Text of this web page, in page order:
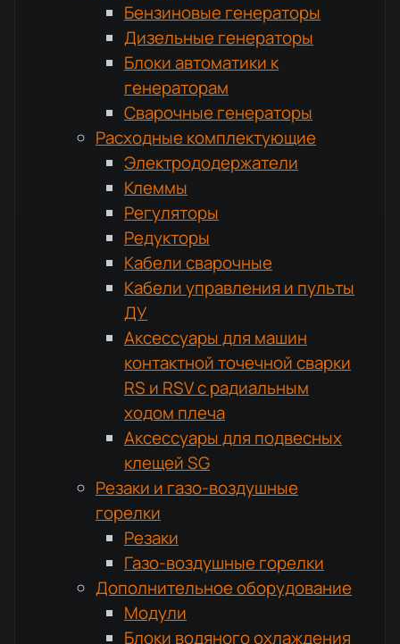
Бензиновые генераторы
Дизельные генераторы
Блоки автоматики к
генераторам
Сварочные генераторы
Расходные комплектующие
Электрододержатели
Клеммы
Регуляторы
Редукторы
Кабели сварочные
Кабели управления и пульты
ДУ
Аксессуары для машин
контактной точечной сварки
RS и RSV с радиальным
ходом плеча
Аксессуары для подвесных
клещей SG
Резаки и газо-воздушные
горелки
Резаки
Газо-воздушные горелки
Дополнительное оборудование
Модули
Блоки водяного охлаждения